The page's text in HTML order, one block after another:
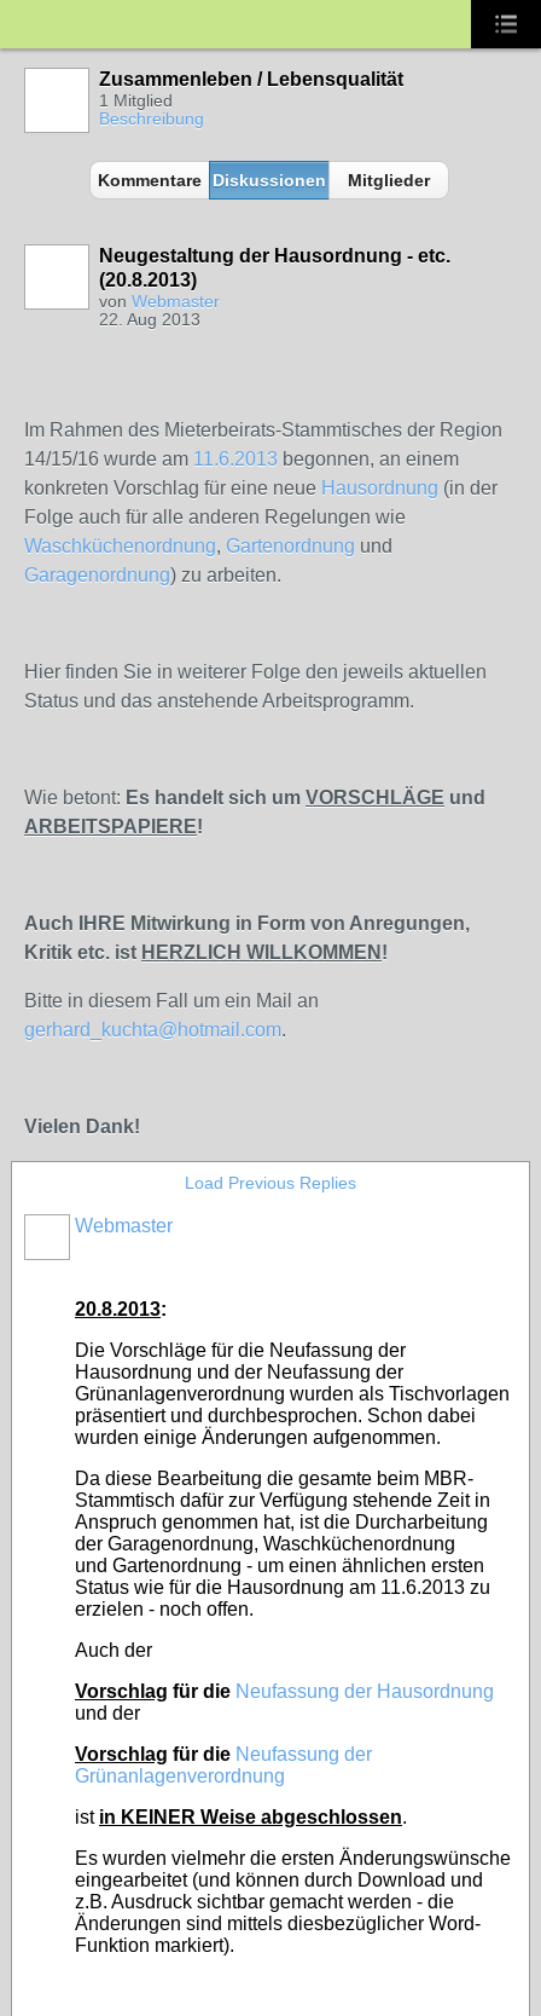
Zusammenleben / Lebensqualität
1 Mitglied
Beschreibung
Kommentare Diskussionen Mitglieder
Neugestaltung der Hausordnung - etc.
(20.8.2013)
von Webmaster
22. Aug 2013
Im Rahmen des Mieterbeirats-Stammtisches der Region
14/15/16 wurde am 11.6.2013 begonnen, an einem
konkreten Vorschlag für eine neue Hausordnung (in der
Folge auch für alle anderen Regelungen wie
Waschküchenordnung, Gartenordnung und
Garagenordnung) zu arbeiten.
Hier finden Sie in weiterer Folge den jeweils aktuellen
Status und das anstehende Arbeitsprogramm.
Wie betont: Es handelt sich um VORSCHLÄGE und
ARBEITSPAPIERE!
Auch IHRE Mitwirkung in Form von Anregungen,
Kritik etc. ist HERZLICH WILLKOMMEN !
Bitte in diesem Fall um ein Mail an
gerhard_kuchta@hotmail.com.
Vielen Dank!
Load Previous Replies
Webmaster
20.8.2013:
Die Vorschläge für die Neufassung der
Hausordnung und der Neufassung der
Grünanlagenverordnung wurden als Tischvorlagen
präsentiert und durchbesprochen. Schon dabei
wurden einige Änderungen aufgenommen.
Da diese Bearbeitung die gesamte beim MBR-
Stammtisch dafür zur Verfügung stehende Zeit in
Anspruch genommen hat, ist die Durcharbeitung
der Garagenordnung, Waschküchenordnung
und Gartenordnung - um einen ähnlichen ersten
Status wie für die Hausordnung am 11.6.2013 zu
erzielen - noch offen.
Auch der
Vorschlag für die Neufassung der Hausordnung
und der
Vorschlag für die Neufassung der
Grünanlagenverordnung
ist in KEINER Weise abgeschlossen.
Es wurden vielmehr die ersten Änderungswünsche
eingearbeitet (und können durch Download und
z.B. Ausdruck sichtbar gemacht werden - die
Änderungen sind mittels diesbezüglicher Word-
Funktion markiert).